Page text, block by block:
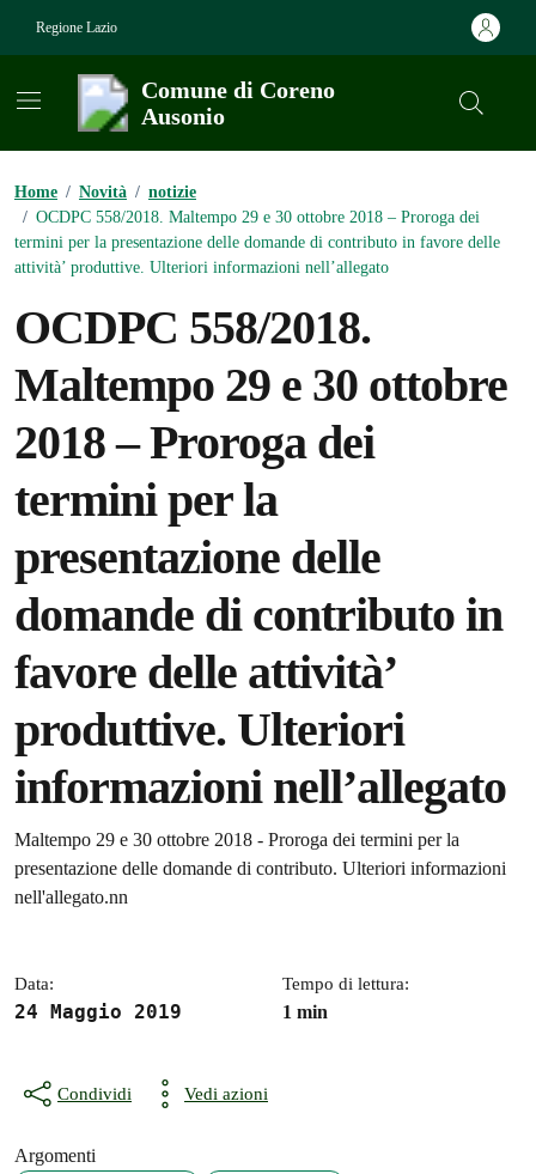
Regione Lazio
Comune di Coreno
Ausonio
Home / Novità / notizie
/ OCDPC 558/2018. Maltempo 29 e 30 ottobre 2018 – Proroga dei
termini per la presentazione delle domande di contributo in favore delle
attività’ produttive. Ulteriori informazioni nell’allegato
OCDPC 558/2018.
Maltempo 29 e 30 ottobre
2018 – Proroga dei
termini per la
presentazione delle
domande di contributo in
favore delle attività’
produttive. Ulteriori
informazioni nell’allegato
Dettagli della notizia
Maltempo 29 e 30 ottobre 2018 - Proroga dei termini per la
presentazione delle domande di contributo. Ulteriori informazioni
nell'allegato.nn
Data:
24 Maggio 2019
Tempo di lettura:
1 min
Condividi Vedi azioni
Argomenti